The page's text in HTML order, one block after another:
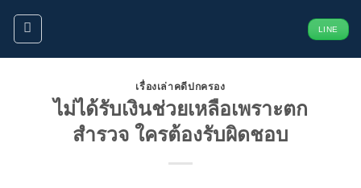
ข้าม
ยัง
LINE
เรื่องเล่าคดีปกครอง
ไม่ได้รับเงินช่วยเหลือเพราะตก
สำรวจ ใครต้องรับผิดชอบ